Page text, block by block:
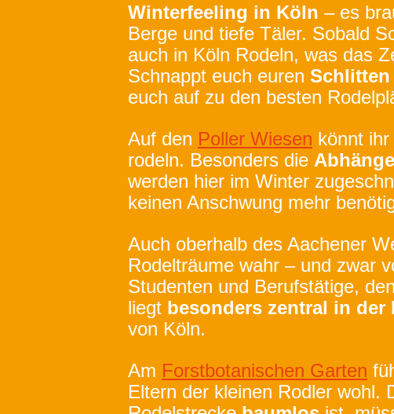
Winterfeeling in Köln – es
Berge und tiefe Täler. Sobald
auch in Köln Rodeln, was das
Schnappt euch euren
euch auf zu den besten
Auf den Poller Wiesen könnt
rodeln. Besonders die
werden hier im Winter
keinen Anschwung mehr
Auch oberhalb des Aachener
Rodelträume wahr – und zwar
Studenten und Berufstätige,
liegt besonders zentral in der
von Köln.
Am Forstbotanischen Garten
Eltern der kleinen Rodler wohl.